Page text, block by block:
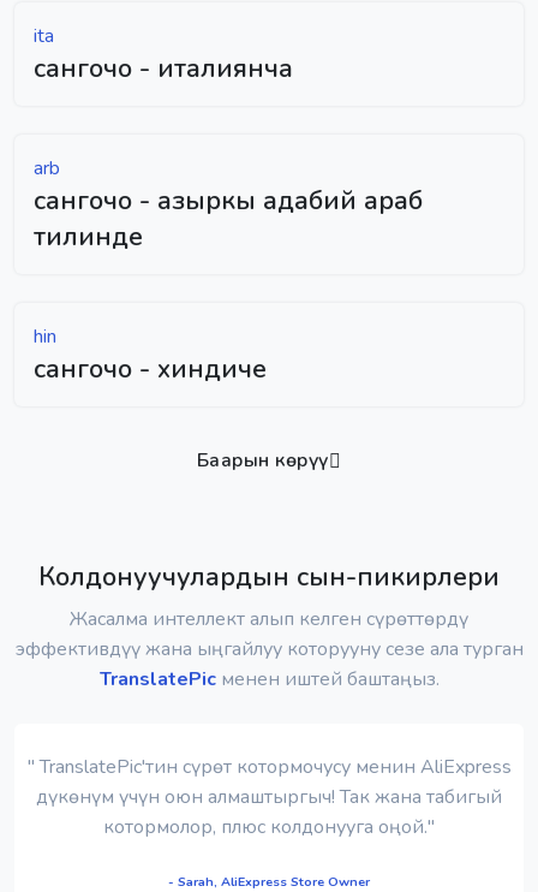
ita
сангочо - италиянча
arb
сангочо - азыркы адабий араб
тилинде
hin
сангочо - хиндиче
Баарын көрүү
Колдонуучулардын сын-пикирлери
Жасалма интеллект алып келген сүрөттөрдү
эффективдүү жана ыңгайлуу которууну сезе ала турган
TranslatePicменен иштей баштаңыз.
" TranslatePic'тин сүрөт котормочусу менин AliExpress
дүкөнүм үчүн оюн алмаштыргыч! Так жана табигый
котормолор, плюс колдонууга оңой."
- Sarah, AliExpress Store Owner